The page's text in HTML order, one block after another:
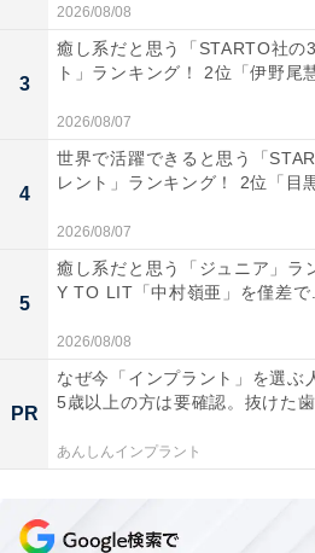
1位：牛角
1位は、国内最多店舗数を誇る
ン店「牛角」でした。「牛角」
塩」、ネギのみじん切りをたっ
ぎ牛タン塩」のほか、タンの中
厳選した「上タン塩」、豚の「
種類も豊富。コースによっては
2026/08/08
3
癒し系だと思う「STARTO社の
ト」ランキング！ 2位「伊野尾
2026/08/07
4
世界で活躍できると思う「
レント」ランキング！ 2位「目
2026/08/07
5
癒し系だと思う「ジュニア」ラ
Y TO LIT「中村嶺亜」を僅差で
2026/08/08
PR
なぜ今「インプラント」を選ぶ
5歳以上の方は要確認。抜けた歯
あんしんインプラント